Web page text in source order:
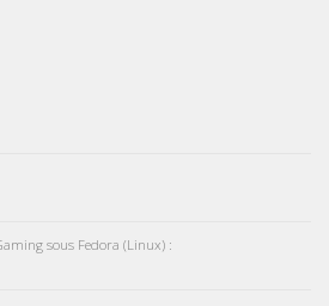
sous Fedora (Linux) :